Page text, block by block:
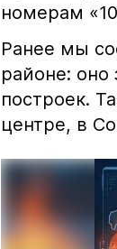
номерам
Ранее мы
районе: оно
построек.
центре, в